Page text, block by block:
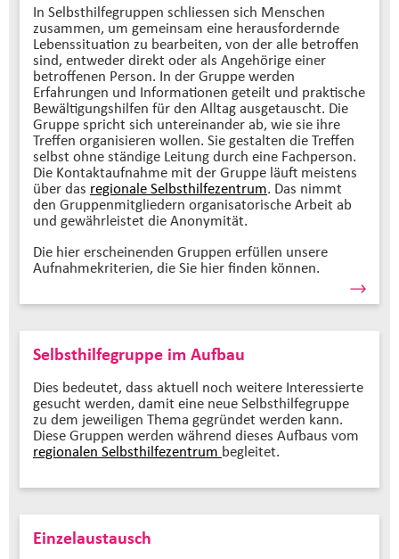
In Selbsthilfegruppen schliessen sich Menschen
zusammen, um gemeinsam eine herausfordernde
Lebenssituation zu bearbeiten, von der alle betroffen
sind, entweder direkt oder als Angehörige einer
betroffenen Person. In der Gruppe werden
Erfahrungen und Informationen geteilt und praktische
Bewältigungshilfen für den Alltag ausgetauscht. Die
Gruppe spricht sich untereinander ab, wie sie ihre
Treffen organisieren wollen. Sie gestalten die Treffen
selbst ohne ständige Leitung durch eine Fachperson.
Die Kontaktaufnahme mit der Gruppe läuft meistens
über das regionale Selbsthilfezentrum. Das nimmt
den Gruppenmitgliedern organisatorische Arbeit ab
und gewährleistet die Anonymität.
Die hier erscheinenden Gruppen erfüllen unsere
Aufnahmekriterien, die Sie hier finden können.
Selbsthilfegruppe im Aufbau
Dies bedeutet, dass aktuell noch weitere Interessierte
gesucht werden, damit eine neue Selbsthilfegruppe
zu dem jeweiligen Thema gegründet werden kann.
Diese Gruppen werden während dieses Aufbaus vom
regionalen Selbsthilfezentrum begleitet.
Einzelaustausch